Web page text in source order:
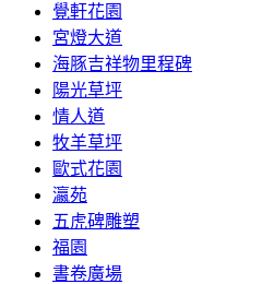
覺軒花園
宮燈大道
海豚吉祥物里程碑
陽光草坪
情人道
牧羊草坪
歐式花園
瀛苑
五虎碑雕塑
福園
書卷廣場